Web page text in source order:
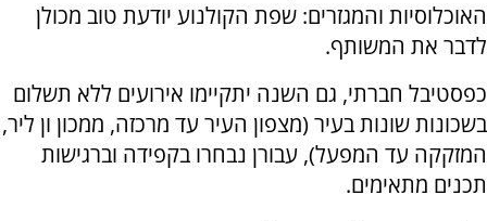
האוכלוסיות והמגזרים: שפת הקולנוע יודעת טוב מכולן
לדבר את המשותף.
כפסטיבל חברתי, גם השנה יתקיימו אירועים ללא תשלום
בשכונות שונות בעיר (מצפון העיר עד מרכזה, ממכון ון ליר,
המזקקה עד המפעל), עבורן נבחרו בקפידה וברגישות
תכנים מתאימים.